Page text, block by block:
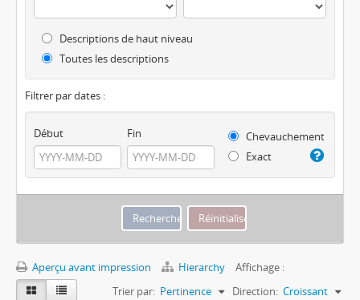
Descriptions de haut niveau
Toutes les descriptions
Filtrer par dates :
Début Fin
Chevauchement
Exact
Aperçu avant impression Hierarchy
Affichage :
Trier par: Pertinence Direction: Croissant